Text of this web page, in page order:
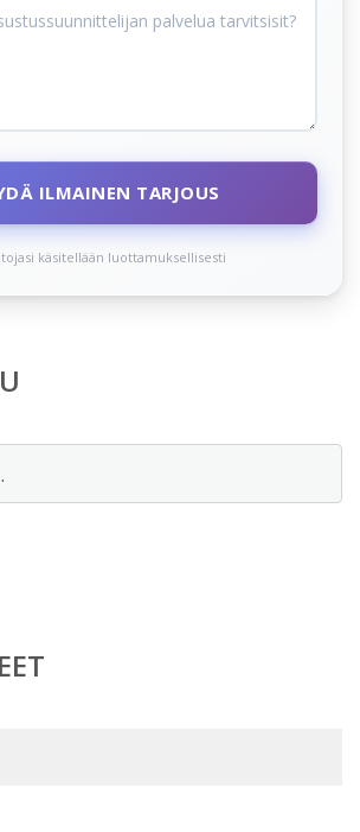
ILMAINEN TARJOUS
käsitellään luottamuksellisesti